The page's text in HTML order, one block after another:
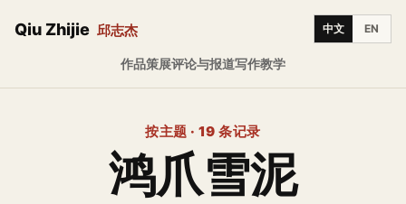
Qiu Zhijie 邱志杰
作品策展评论与报道写作教学
中文 EN
按主题 · 19 条记录
鸿爪雪泥